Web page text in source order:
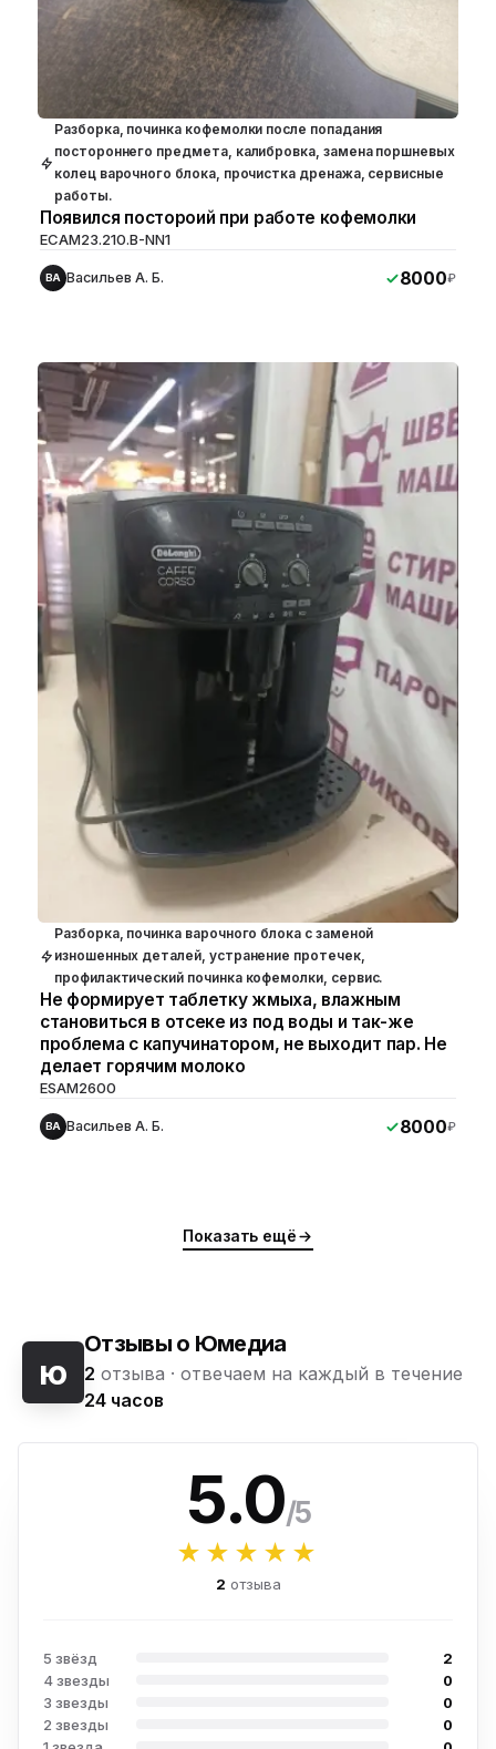
Разборка, починка кофемолки после попадания
постороннего предмета, калибровка, замена поршневых
колец варочного блока, прочистка дренажа, сервисные
работы.
Появился постороий при работе кофемолки
ECAM23.210.B-NN1
ВА Васильев А. Б. 8000₽
Разборка, починка варочного блока с заменой
изношенных деталей, устранение протечек,
профилактический починка кофемолки, сервис.
Не формирует таблетку жмыха, влажным
становиться в отсеке из под воды и так-же
проблема с капучинатором, не выходит пар. Не
делает горячим молоко
ESAM2600
ВА Васильев А. Б. 8000₽
Показать ещё
ю
Отзывы о Юмедиа
2 отзыва · отвечаем на каждый в течение
24 часов
5.0/5
★★★★★
2 отзыва
5 звёзд
2
4 звезды
0
3 звезды
0
2 звезды
0